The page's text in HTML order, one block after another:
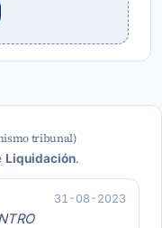
tribunal)
Liquidación.
31-08-2023